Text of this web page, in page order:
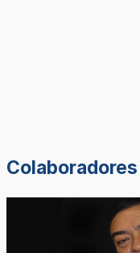
Colaboradores